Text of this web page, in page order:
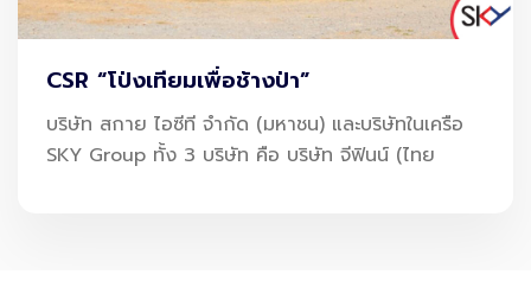
ตัวอย่างสำคัญคือการลดเวลาเครื่องบินจอด (Minimizing
Ground Time) ซึ่งเป็นปัจจัยหลักที่สายการบินใช้พิจารณา
ก็ยิ่งลดต้นทุนและเพิ่มประสิทธิภาพในการหมุนเวียนเที่ยวบินได้
CSR “โป่งเทียมเพื่อช้างป่า”
บริษัท สกาย ไอซีที จำกัด (มหาชน) และบริษัทในเครือ
SKY Group ทั้ง 3 บริษัท คือ บริษัท จีฟินน์ (ไทย